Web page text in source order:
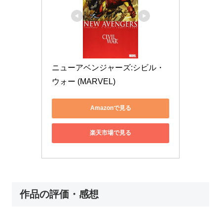
ニューアベンジャーズ:シビル・
ウォー (MARVEL)
Amazonで見る
楽天市場で見る
作品の評価・感想